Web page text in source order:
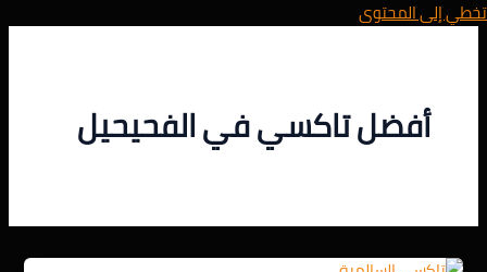
تخطي إلى المحتوى
أفضل تاكسي في الفحيحيل